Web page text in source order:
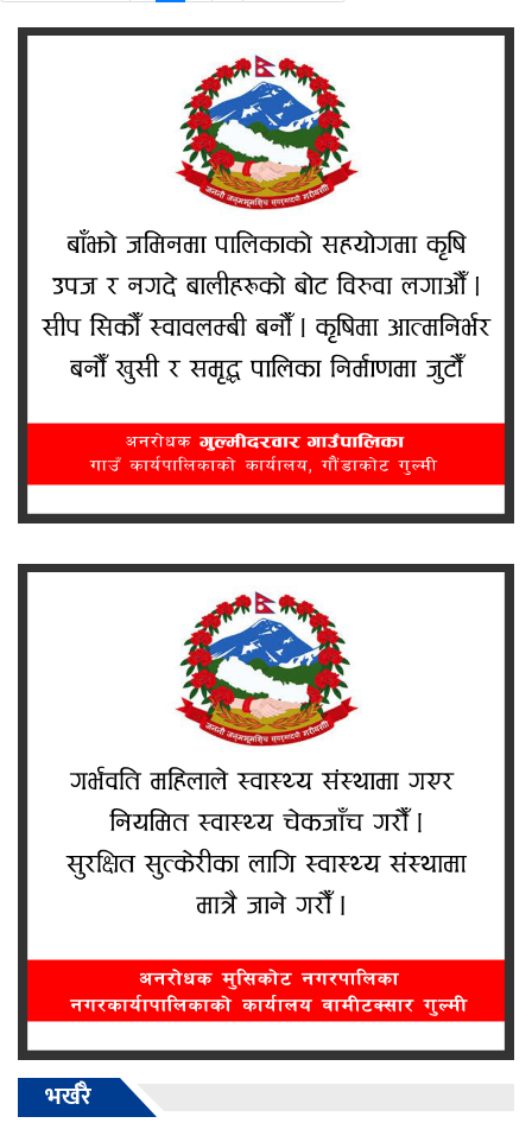
भर्खरै